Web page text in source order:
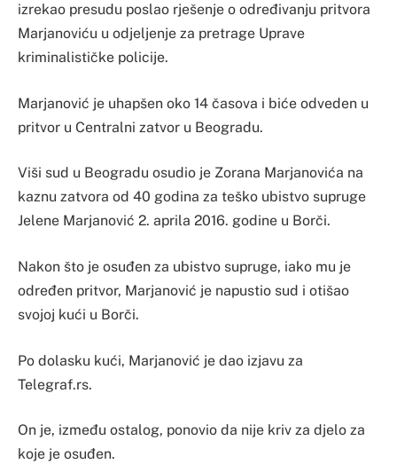
izrekao presudu poslao rješenje o određivanju pritvora
Marjanoviću u odjeljenje za pretrage Uprave
kriminalističke policije.
Marjanović je uhapšen oko 14 časova i biće odveden u
pritvor u Centralni zatvor u Beogradu.
Viši sud u Beogradu osudio je Zorana Marjanovića na
kaznu zatvora od 40 godina za teško ubistvo supruge
Jelene Marjanović 2. aprila 2016. godine u Borči.
Nakon što je osuđen za ubistvo supruge, iako mu je
određen pritvor, Marjanović je napustio sud i otišao
svojoj kući u Borči.
Po dolasku kući, Marjanović je dao izjavu za
Telegraf.rs.
On je, između ostalog, ponovio da nije kriv za djelo za
koje je osuđen.